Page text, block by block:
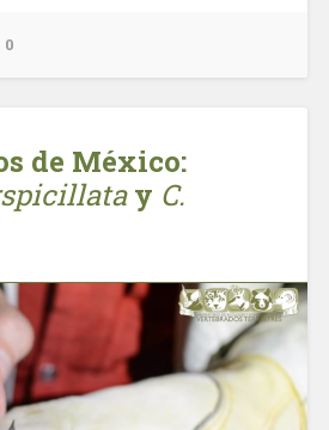
0
de México:
y C.